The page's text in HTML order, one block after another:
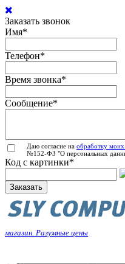
Заказать звонок
Имя*
Телефон*
Время звонка*
Сообщение*
Даю согласие на обработку
№152-ФЗ "О персональных
Код с картинки*
Заказать
магазин. Разумные цены